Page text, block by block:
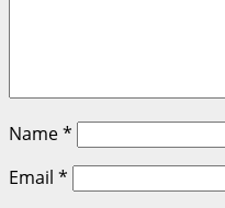
Name*
Email *